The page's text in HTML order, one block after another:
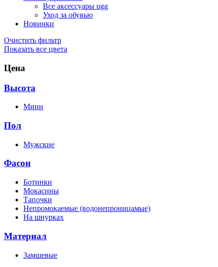
Все аксессуары ugg
Уход за обувью
Новинки
Очистить фильтр
Показать все цвета
Цена
Высота
Мини
Пол
Мужские
Фасон
Ботинки
Мокасины
Тапочки
Непромокаемые (водонепроницамые)
На шнурках
Материал
Замшевые